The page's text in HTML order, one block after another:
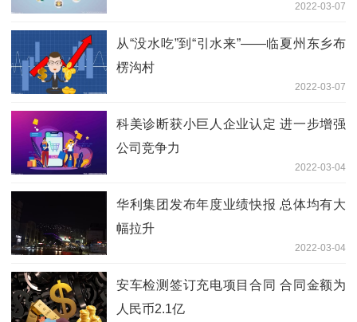
2022-03-07
从“没水吃”到“引水来”——临夏州东乡布
楞沟村
2022-03-07
科美诊断获小巨人企业认定 进一步增强
公司竞争力
2022-03-04
华利集团发布年度业绩快报 总体均有大
幅拉升
2022-03-04
安车检测签订充电项目合同 合同金额为
人民币2.1亿